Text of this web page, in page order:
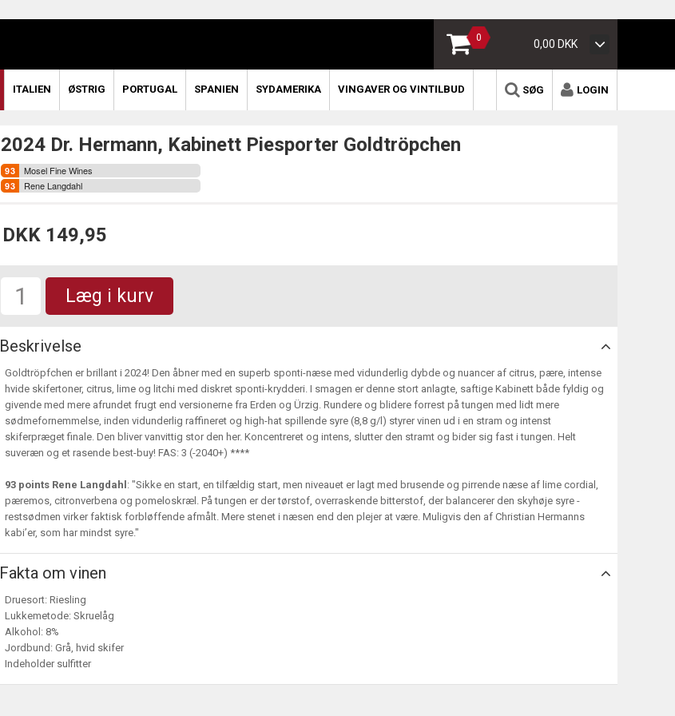
0 0,00 DKK
ITALIEN ØSTRIG PORTUGAL SPANIEN SYDAMERIKA VINGAVER OG VINTILBUD LOGIN
SØG
2024 Dr. Hermann, Kabinett Piesporter Goldtröpchen
Mosel Fine Wines
Rene Langdahl
DKK 149,95
Læg i kurv
Beskrivelse
Goldtröpfchen er brillant i 2024! Den åbner med en superb sponti-næse med vidunderlig dybde og nuancer af citrus, pære, intense
hvide skifertoner, citrus, lime og litchi med diskret sponti-krydderi. I smagen er denne stort anlagte, saftige Kabinett både fyldig og
givende med mere afrundet frugt end versionerne fra Erden og Ürzig. Rundere og blidere forrest på tungen med lidt mere
sødmefornemmelse, inden vidunderlig raffineret og high-hat spillende syre (8,8 g/l) styrer vinen ud i en stram og intenst
skiferpræget finale. Den bliver vanvittig stor den her. Koncentreret og intens, slutter den stramt og bider sig fast i tungen. Helt
suveræn og et rasende best-buy! FAS: 3 (-2040+) ****
93 points Rene Langdahl : "Sikke en start, en tilfældig start, men niveauet er lagt med brusende og pirrende næse af lime cordial,
pæremos, citronverbena og pomeloskræl. På tungen er der tørstof, overraskende bitterstof, der balancerer den skyhøje syre -
restsødmen virker faktisk forbløffende afmålt. Mere stenet i næsen end den plejer at være. Muligvis den af Christian Hermanns
kabi’er, som har mindst syre."
Fakta om vinen
Druesort: Riesling
Lukkemetode: Skruelåg
Alkohol: 8%
Jordbund: Grå, hvid skifer
Indeholder sulfitter